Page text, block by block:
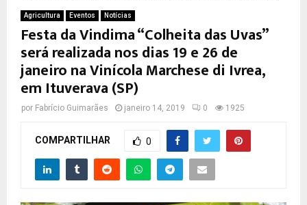
Agricultura Eventos Notícias
Festa da Vindima “Colheita das Uvas”
será realizada nos dias 19 e 26 de
janeiro na Vinícola Marchese di Ivrea,
em Ituverava (SP)
por Fabrício Guimarães janeiro 14, 2019 0 1925
COMPARTILHAR 0